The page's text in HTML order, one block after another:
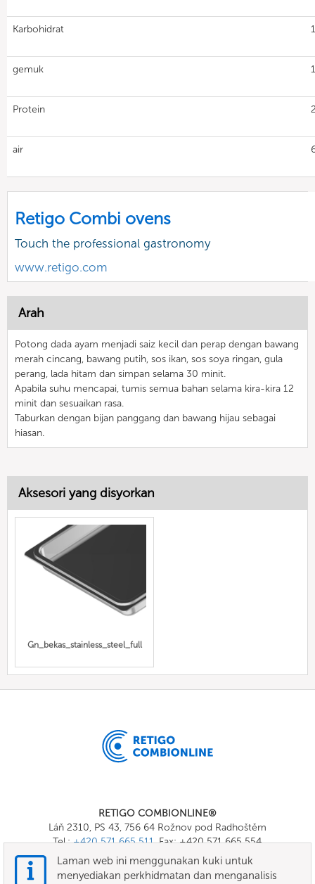
Karbohidrat
gemuk
Protein
air
Retigo Combi ovens
Touch the professional gastronomy
www.retigo.com
Arah
Potong dada ayam menjadi saiz kecil dan perap dengan bawang
merah cincang, bawang putih, sos ikan, sos soya ringan, gula
perang, lada hitam dan simpan selama 30 minit.
Apabila suhu mencapai, tumis semua bahan selama kira-kira 12
minit dan sesuaikan rasa.
Taburkan dengan bijan panggang dan bawang hijau sebagai
hiasan.
Aksesori yang disyorkan
Gn_bekas_stainless_steel_full
RETIGO COMBIONLINE®
Láň 2310, PS 43, 756 64 Rožnov pod Radhoštěm
Tel.:+420 571 665 511, Fax: +420 571 665 554
E-mail: info@combionline.com
Laman web ini menggunakan kuki untuk
menyediakan perkhidmatan dan menganalisis